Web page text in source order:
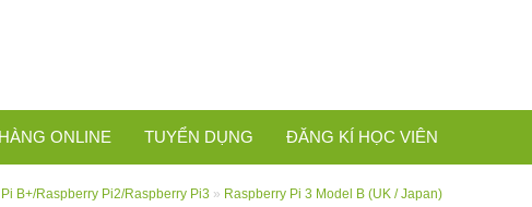
ONLINE TUYỂN DỤNG ĐĂNG KÍ HỌC VIÊN
B+/Raspberry Pi2/Raspberry Pi3 » Raspberry Pi 3 Model B (UK / Japan)